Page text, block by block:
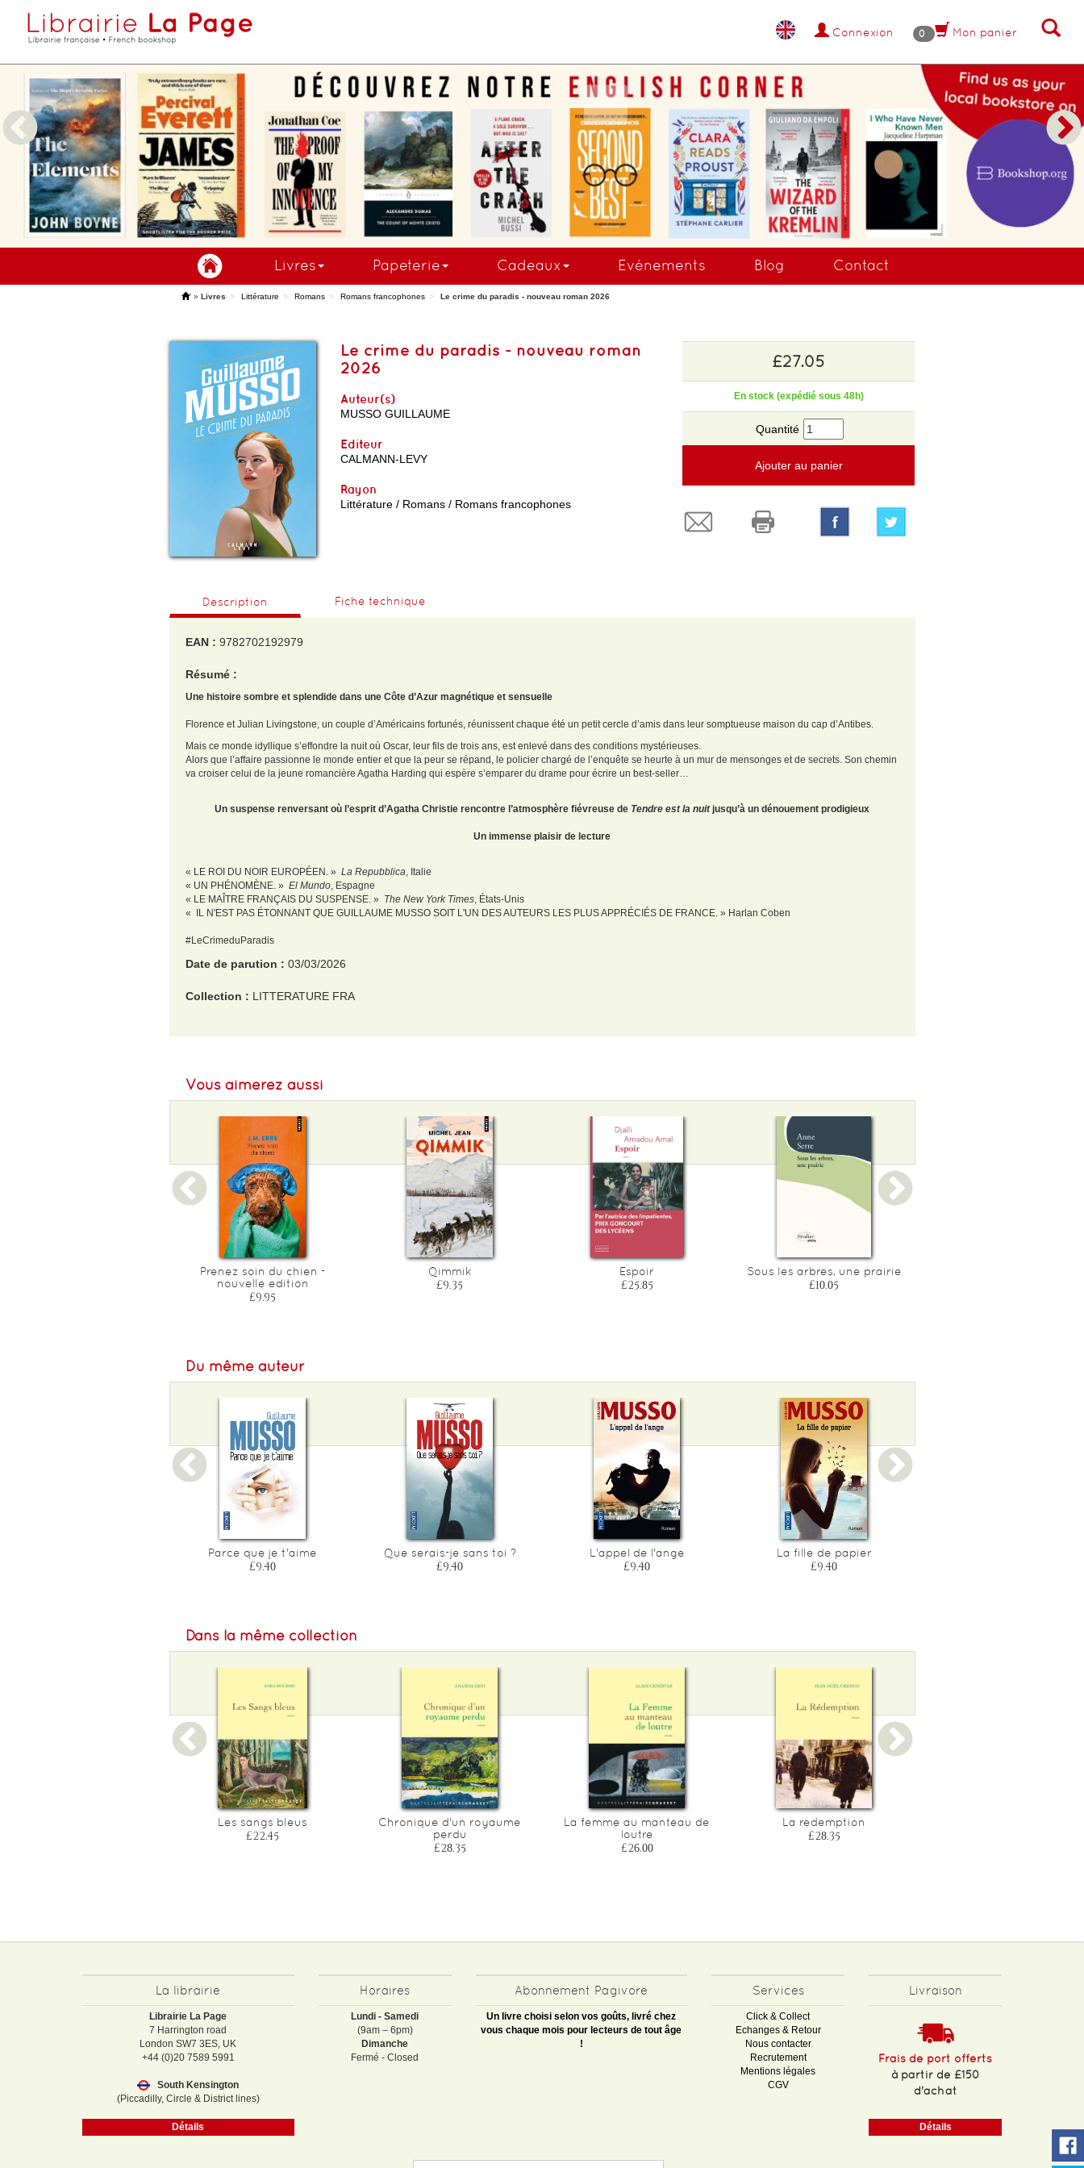
Connexion 0 Mon panier
COMMANDEZ MAINTENANT !
Livres Papeterie Cadeaux Evénements Blog Contact
'» Livres Littérature Romans Romans francophones Le crime du paradis - nouveau roman 2026
Le crime du paradis - nouveau roman
2026
Auteur(s)
MUSSO GUILLAUME
Editeur
CALMANN-LEVY
Rayon
Littérature / Romans / Romans francophones
£27.05
En stock (expédié sous 48h)
Quantité
Ajouter au panier
Description Fiche technique
EAN : 9782702192979
Résumé :
Une histoire sombre et splendide dans une Côte d’Azur magnétique et sensuelle
Florence et Julian Livingstone, un couple d’Américains fortunés, réunissent chaque été un petit cercle d’amis dans leur somptueuse maison du cap d’Antibes.
Mais ce monde idyllique s’effondre la nuit où Oscar, leur fils de trois ans, est enlevé dans des conditions mystérieuses.
Alors que l’affaire passionne le monde entier et que la peur se répand, le policier chargé de l’enquête se heurte à un mur de mensonges et de secrets. Son chemin
va croiser celui de la jeune romancière Agatha Harding qui espère s’emparer du drame pour écrire un best-seller…
Un suspense renversant où l’esprit d’Agatha Christie rencontre l’atmosphère fiévreuse de Tendre est la nuitjusqu’à un dénouement prodigieux
Un immense plaisir de lecture
« LE ROI DU NOIR EUROPÉEN. » La Repubblica , Italie
« UN PHÉNOMÈNE. » El Mundo, Espagne
« LE MAÎTRE FRANÇAIS DU SUSPENSE. » The New York Times, États-Unis
« IL N'EST PAS ÉTONNANT QUE GUILLAUME MUSSO SOIT L'UN DES AUTEURS LES PLUS APPRÉCIÉS DE FRANCE. » Harlan Coben
#LeCrimeduParadis
Date de parution : 03/03/2026
Collection : LITTERATURE FRA
Vous aimerez aussi
Prenez soin du chien -
nouvelle edition
£9.95
Qimmik
£9.35
Espoir
£25.85
Sous les arbres, une prairie
£10.05
Du même auteur
Parce que je t'aime
£9.40
Que serais-je sans toi ?
£9.40
L'appel de l'ange
£9.40
La fille de papier
£9.40
Dans la même collection
Les sangs bleus
£22.45
Chronique d'un royaume
perdu
£28.35
La femme au manteau de
loutre
£26.00
La redemption
£28.35
La librairie
Librairie La Page
7 Harrington road
London SW7 3ES, UK
+44 (0)20 7589 5991
South Kensington
(Piccadilly, Circle & District lines)
Détails
Horaires
Lundi - Samedi
(9am – 6pm)
Dimanche
Fermé - Closed
Abonnement Pagivore
Un livre choisi selon vos goûts, livré chez
vous chaque mois pour lecteurs de tout âge
!
Services
Click & Collect
Echanges & Retour
Nous contacter
Recrutement
Mentions légales
CGV
Livraison
Frais de port offerts
à partir de £150
d'achat
Détails